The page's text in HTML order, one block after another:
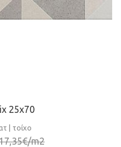
25x70
| τοίχο
m2